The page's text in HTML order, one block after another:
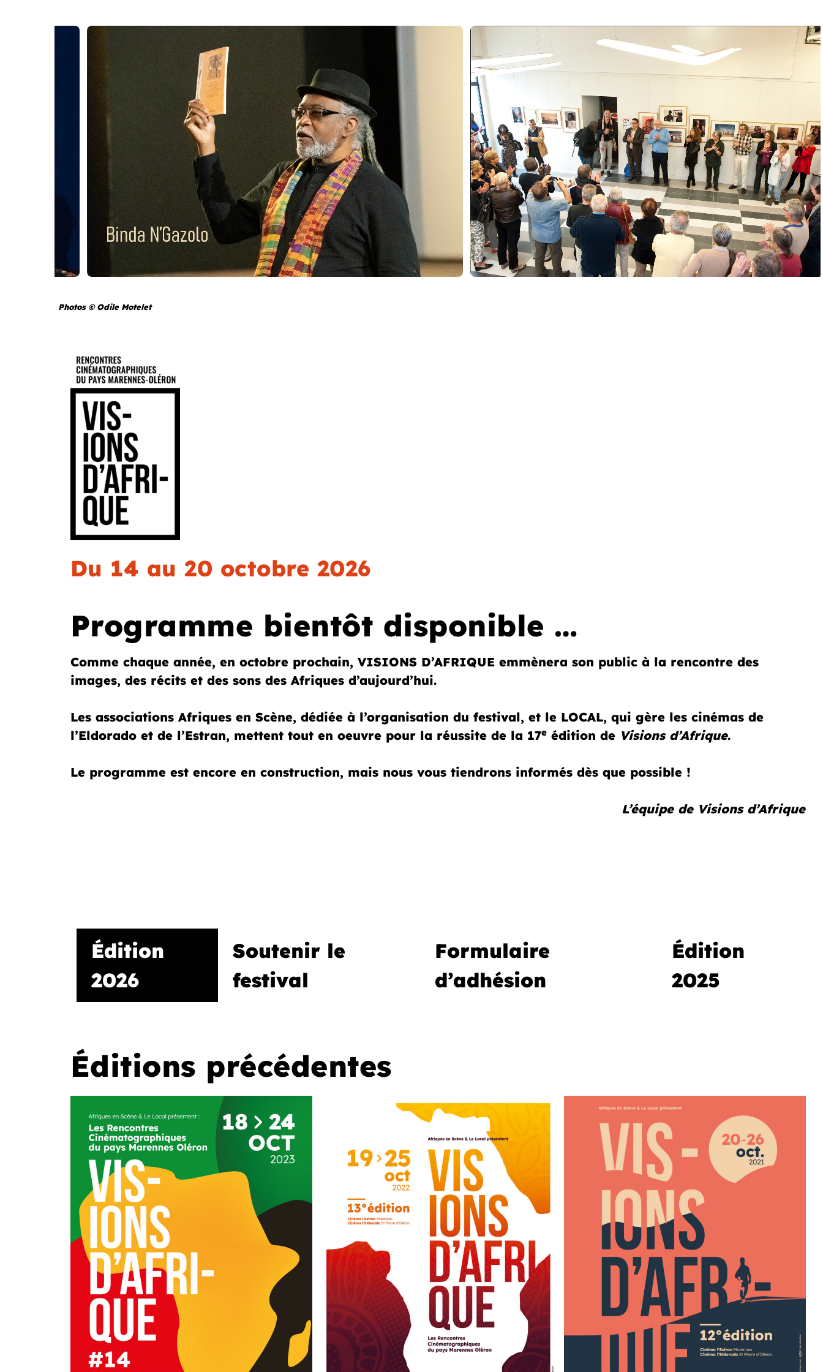
Photos © Odile Motelet
Du 14 au 20 octobre 2026
Programme bientôt disponible …
Comme chaque année, en octobre prochain, VISIONS D’AFRIQUE emmènera son public à la rencontre des
images, des récits et des sons des Afriques d’aujourd’hui.
Les associations Afriques en Scène, dédiée à l’organisation du festival, et le LOCAL, qui gère les cinémas de
l’Eldorado et de l’Estran, mettent tout en oeuvre pour la réussite de la 17eédition de Visions d’Afrique.
Le programme est encore en construction, mais nous vous tiendrons informés dès que possible !
L’équipe de Visions d’Afrique
Édition
2026
Soutenir le
festival
Formulaire
d’adhésion
Édition
2025
Éditions précédentes